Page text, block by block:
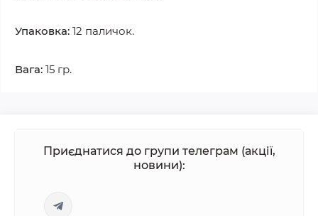
Упаковка: 12 паличок.
Вага: 15 гр.
Приєднатися до групи телеграм (акції,
новини):